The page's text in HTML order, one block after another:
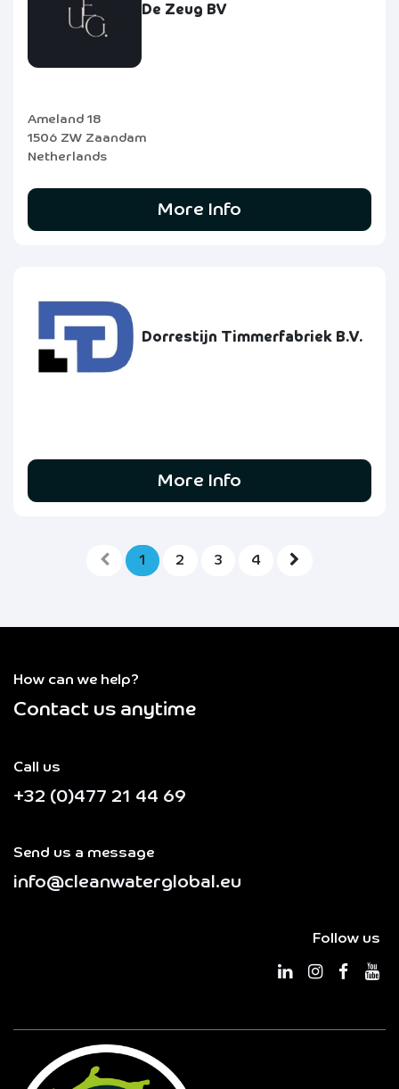
De Zeug BV
Ameland 18
1506 ZW Zaandam
Netherlands
More Info
Dorrestijn Timmerfabriek B.V.
More Info
1 2 3 4
How can we help?
Contact us anytime
Call us
+32 (0)477 21 44 69
Send us a message
info@cleanwaterglobal.eu
Follow us